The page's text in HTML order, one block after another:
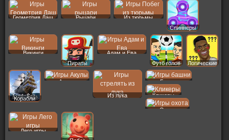
Геометрия Даш Рыцари
Из тюрьмы
Спиннеры
Викинги
Пираты
Адам и Ева
Футб голов
Логические
Корабли
Акулы
Из лука
Башни
Кликеры
Охота
Лего игры